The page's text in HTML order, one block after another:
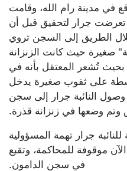
في مدينة رام الله، وقامت
تعرضت جرار لتحقيق قبل أن
الطريق إلى السجن تروي
حيث كانت الزنزانة
تُشعر المعتقل بأنه في
على ثقوب صغيرة يدخل
النائبة جرار إلى سجن
وضعها في زنزانة قذرة.
جرار تهمة المسؤولية
موقوفة للمحاكمة، وتقبع
في سجن الدامون.